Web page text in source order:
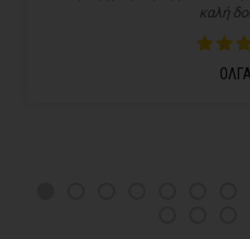
καλή